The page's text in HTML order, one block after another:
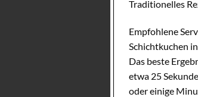
Traditionelles
Empfohlene
Schichtkuchen
Das beste
etwa 25
oder einige